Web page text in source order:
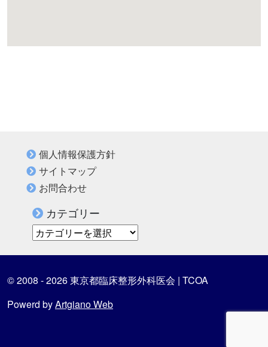
個人情報保護方針
サイトマップ
お問合わせ
カテゴリー
カテゴリー
© 2008 - 2026 東京都臨床整形外科医会 | TCOA
Powerd byArtgiano Web